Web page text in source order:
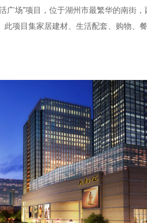
广场”项目，位于湖州市最繁华的南街
此项目集家居建材、生活配套、购物